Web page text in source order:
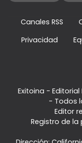
Canales RSS
Privacidad
Exitoina - Editorial
- Todos
Editor
Registro de